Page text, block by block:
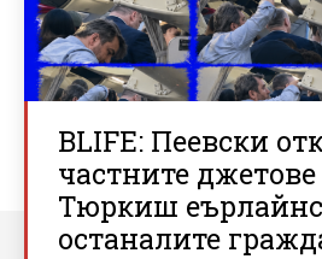
BLIFE: Пеевски
частните
Тюркиш
останалите